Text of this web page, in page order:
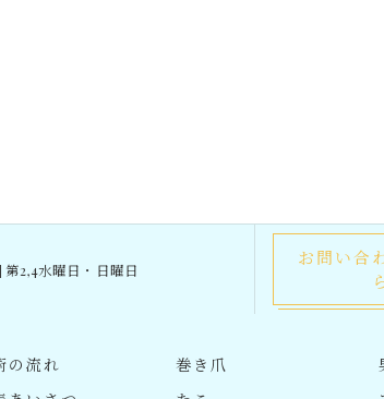
2,4水曜日・日曜日
お問い合
の流れ
巻き爪